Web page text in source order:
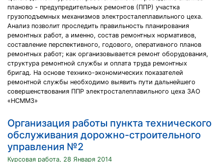
планово - предупредительных ремонтов (ППР) участка
грузоподъемных механизмов электросталеплавильного цеха.
Анализ позволит проследить правильность планирования
ремонтных работ, а именно, состав ремонтных нормативов,
составление перспективного, годового, оперативного планов
ремонтных работ; как организовывается ремонт оборудования,
структура ремонтной службы и оплата труда ремонтных
бригад. На основе технико-экономических показателей
ремонтной службы необходимо выявить пути дальнейшего
совершенствования ППР электросталеплавильного цеха ЗАО
«НСММЗ»
Организация работы пункта технического
обслуживания дорожно-строительного
управления №2
Курсовая работа, 28 Января 2014